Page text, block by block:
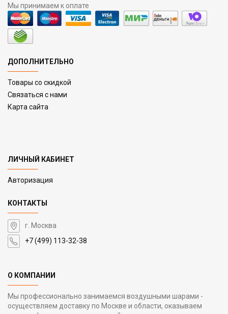
Мы принимаем к оплате
ДОПОЛНИТЕЛЬНО
Товары со скидкой
Связаться с нами
Карта сайта
ЛИЧНЫЙ КАБИНЕТ
Авторизация
КОНТАКТЫ
г. Москва
+7 (499) 113-32-38
О КОМПАНИИ
Мы профессионально занимаемся воздушными шарами -
осуществляем доставку по Москве и области, оказываем